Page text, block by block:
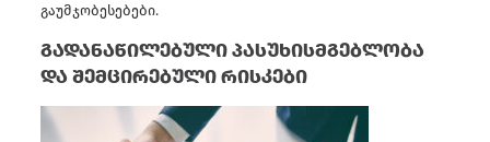
გაუმჯობესებები.
გადანაწილებული პასუხისმგებლობა
და შემცირებული რისკები